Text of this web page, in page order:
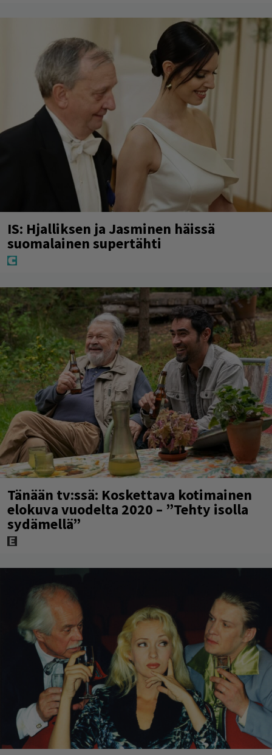
IS: Hjalliksen ja Jasminen häissä
suomalainen supertähti
Tänään tv:ssä: Koskettava kotimainen
elokuva vuodelta 2020 – ”Tehty isolla
sydämellä”